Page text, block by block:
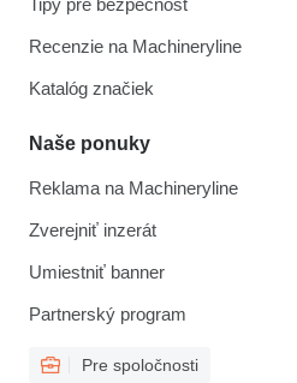
Tipy pre bezpečnosť
Recenzie na Machineryline
Katalóg značiek
Naše ponuky
Reklama na Machineryline
Zverejniť inzerát
Umiestniť banner
Partnerský program
Pre spoločnosti